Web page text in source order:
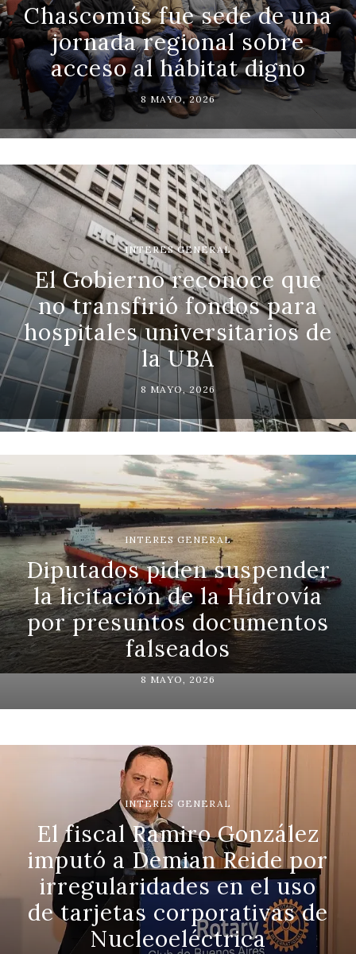
Chascomús fue sede de una
jornada regional sobre
acceso al hábitat digno
8 MAYO, 2026
INTERES GENERAL
El Gobierno reconoce que
no transfirió fondos para
hospitales universitarios de
la UBA
8 MAYO, 2026
INTERES GENERAL
Diputados piden suspender
la licitación de la Hidrovía
por presuntos documentos
falseados
8 MAYO, 2026
INTERES GENERAL
El fiscal Ramiro González
imputó a Demian Reide por
irregularidades en el uso
de tarjetas corporativas de
Nucleoeléctrica